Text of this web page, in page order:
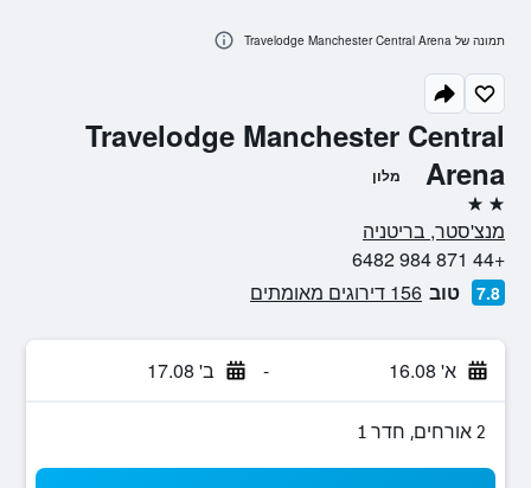
Travelodge Manchester Central
Arena
מלון
2 כוכבים
מנצ'סטר, בריטניה
+44 871 984 6482
7.8 טוב 156 דירוגים מאומתים
א' 16.08 - ב' 17.08
2 אורחים, חדר 1
תמונה של Travelodge Manchester Central Arena